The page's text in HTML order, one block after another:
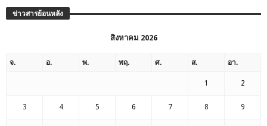
ข่าวสารย้อนหลัง
สิงหาคม 2026
จ. อ. พ. พฤ. ศ. ส. อา.
1 2
3 4 5 6 7 8 9